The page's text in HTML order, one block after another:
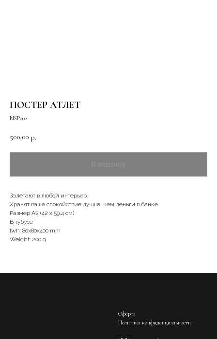
ПОСТЕР АТЛЕТ
NSP002
500,00 р.
Залетают в любой интерьер.
Хранят ваше спокойствие лучше, чем деньги в банке.
Размер А2 (42 х 59,4 см)
В тубусе
lwh: 80x80x400 mm
Weight: 200 g
Оферта
Политика конфиденциальности